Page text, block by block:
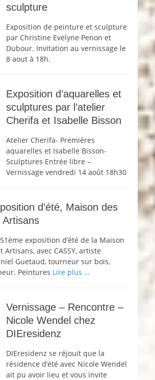
sculpture
Exposition de peinture et sculpture
par Christine Evelyne Penon et
Dubour. Invitation au vernissage le
8 aout à 18h.
Exposition d’aquarelles et
sculptures par l’atelier
Cherifa et Isabelle Bisson
Atelier Cherifa- Premières
aquarelles et Isabelle Bisson-
Sculptures Entrée libre –
Vernissage vendredi 14 août 18h30
d’été, Maison des
exposition d’été de la Maison
Artisans, avec CASSY, artiste
Guetaud, tourneur sur bois,
Peintures Lire plus …
Vernissage – Rencontre –
Nicole Wendel chez
DIEresidenz
DIEresidenz se réjouit que la
résidence d’été avec Nicole Wendel
ait pu avoir lieu et vous invite